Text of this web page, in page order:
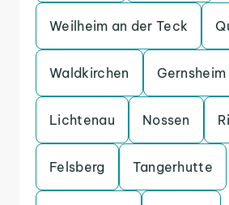
Weilheim an der Teck
Waldkirchen Gernsheim
Lichtenau Nossen
Felsberg Tangerhutte